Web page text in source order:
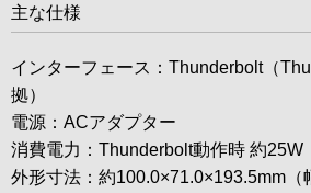
主な仕様
インターフェース：Thunderbolt（
拠）
電源：ACアダプター
消費電力：Thunderbolt動作時 約25W
外形寸法：約100.0×71.0×193.5mm（